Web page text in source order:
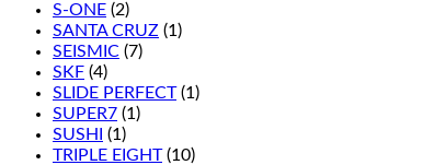
S-ONE (2)
SANTA CRUZ (1)
SEISMIC (7)
SKF (4)
SLIDE PERFECT (1)
SUPER7 (1)
SUSHI
(1)
TRIPLE EIGHT (10)